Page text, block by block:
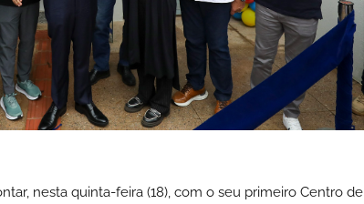
nesta quinta-feira (18), com o seu primeiro Centro de